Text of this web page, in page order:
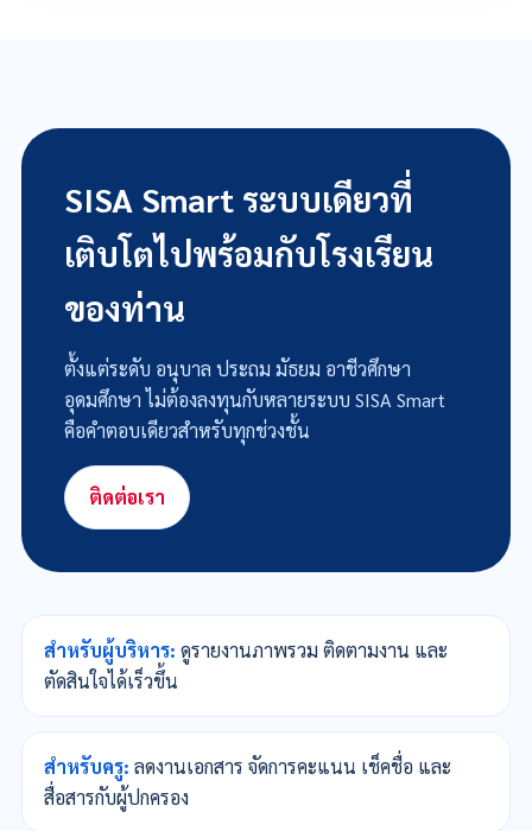
เครื่องอ่านบัตรประชาชนพร้อมโปรแกรม
SISA Smart ระบบเดียวที่
เติบโตไปพร้อมกับโรงเรียน
ของท่าน
ตั้งแต่ระดับ อนุบาล ประถม มัธยม อาชีวศึกษา
อุดมศึกษา ไม่ต้องลงทุนกับหลายระบบ SISA Smart
คือคำตอบเดียวสำหรับทุกช่วงชั้น
ติดต่อเรา
สำหรับผู้บริหาร: ดูรายงานภาพรวม ติดตามงาน และ
ตัดสินใจได้เร็วขึ้น
สำหรับครู: ลดงานเอกสาร จัดการคะแนน เช็คชื่อ และ
สื่อสารกับผู้ปกครอง